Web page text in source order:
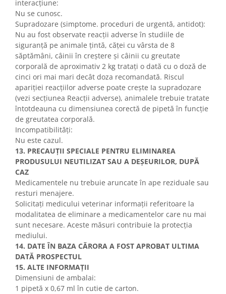
interacțiune:
Nu se cunosc.
Supradozare (simptome. proceduri de urgentă, antidot):
Nu au fost observate reacții adverse în studiile de
siguranță pe animale țintă, căței cu vârsta de 8
săptămâni, câinii în creștere și câinii cu greutate
corporală de aproximativ 2 kg tratați o dată cu o doză de
cinci ori mai mari decât doza recomandată. Riscul
apariției reacțiilor adverse poate crește Ia supradozare
(vezi secțiunea Reacții adverse), animalele trebuie tratate
întotdeauna cu dimensiunea corectă de pipetă în funcție
de greutatea corporală.
Incompatibilități:
Nu este cazul.
13. PRECAUȚII SPECIALE PENTRU ELIMINAREA
PRODUSULUI NEUTILIZAT SAU A DEȘEURILOR, DUPĂ
CAZ
Medicamentele nu trebuie aruncate în ape reziduale sau
resturi menajere.
Solicitați medicului veterinar informații referitoare la
modalitatea de eliminare a medicamentelor care nu mai
sunt necesare. Aceste măsuri contribuie la protecția
mediului.
14. DATE ÎN BAZA CĂRORA A FOST APROBAT ULTIMA
DATĂ PROSPECTUL
15. ALTE INFORMAȚII
Dimensiuni de ambalai:
1 pipetă x 0,67 ml în cutie de carton.